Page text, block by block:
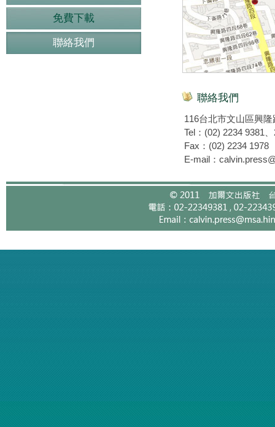
免費下載
聯絡我們
聯絡我們
116台北市文山區興
Tel：(02) 2234 9381
Fax：(02) 2234 1978
E-mail：